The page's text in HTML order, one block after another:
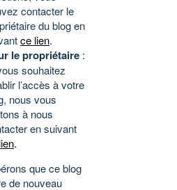
contacter le
du blog en
ce lien.
le propriétaire :
souhaitez
l’accès à votre
nous vous
à nous
en suivant
.
que ce blog
de nouveau